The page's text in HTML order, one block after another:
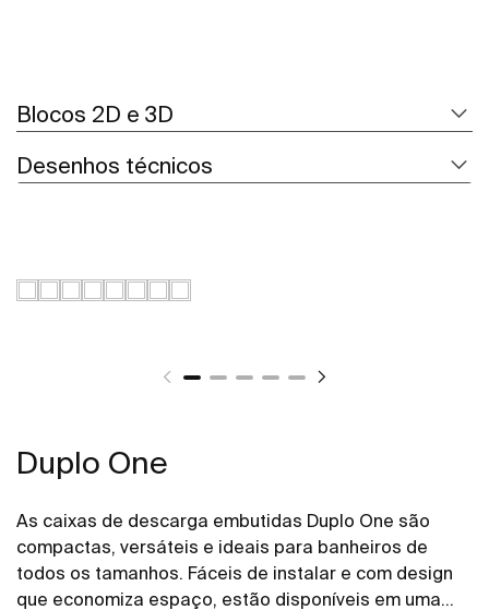
Blocos 2D e 3D
Desenhos técnicos
Duplo One
As caixas de descarga embutidas Duplo One são
compactas, versáteis e ideais para banheiros de
todos os tamanhos. Fáceis de instalar e com design
que economiza espaço, estão disponíveis em uma